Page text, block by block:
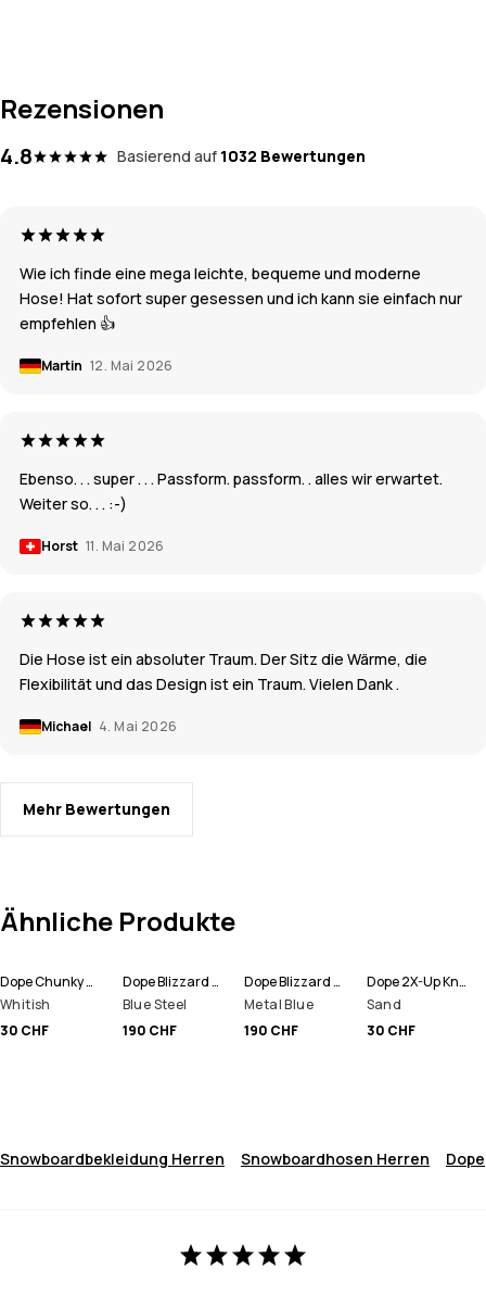
Rezensionen
4.8 Basierend auf 1032 Bewertungen
Wie ich finde eine mega leichte, bequeme und moderne
Hose! Hat sofort super gesessen und ich kann sie einfach nur
empfehlen 👍
Martin 12. Mai 2026
Ebenso. . . super . . . Passform. passform. . alles wir erwartet.
Weiter so. . . :-)
Horst 11. Mai 2026
Die Hose ist ein absoluter Traum. Der Sitz die Wärme, die
Flexibilität und das Design ist ein Traum. Vielen Dank .
Michael 4. Mai 2026
Mehr Bewertungen
Ähnliche Produkte
Dope Chunky Mütze
Whitish
30 CHF
Dope Blizzard Full Zip Snowboardjacke Herren
Blue Steel
190 CHF
Dope Blizzard Full Zip Skijacke Herren
Metal Blue
190 CHF
Dope 2X-Up Knitted Schlauchtuch
Sand
30 CHF
Snowboardbekleidung Herren Snowboardhosen Herren Dope